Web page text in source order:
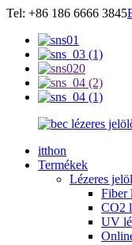
Tel: +86 186 6666 3845
itthon
Termékek
Lézeres
Fiber
CO2
UV